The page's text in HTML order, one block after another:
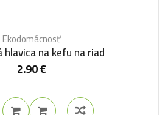
Ekodomácnosť
hlavica na kefu na riad
2.90€